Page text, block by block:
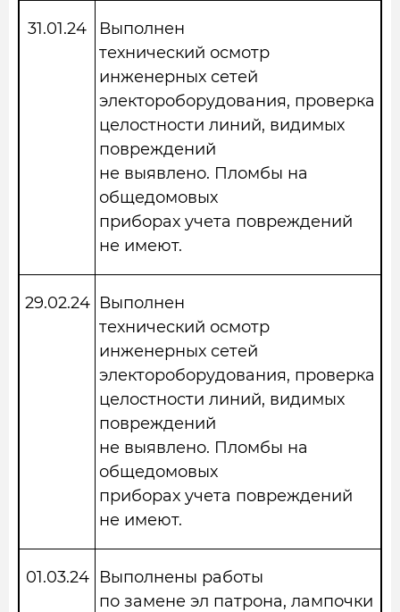
31.01.24
Выполнен
технический осмотр
инженерных сетей
электороборудования, проверка
целостности линий, видимых
повреждений
не выявлено. Пломбы на
общедомовых
приборах учета повреждений
не имеют.
29.02.24 Выполнен
технический осмотр
инженерных сетей
электороборудования, проверка
целостности линий, видимых
повреждений
не выявлено. Пломбы на
общедомовых
приборах учета повреждений
не имеют.
01.03.24
Выполнены работы
по замене эл патрона, лампочки